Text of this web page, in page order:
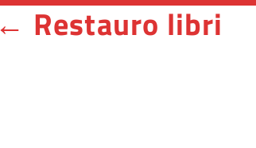
← Restauro libri